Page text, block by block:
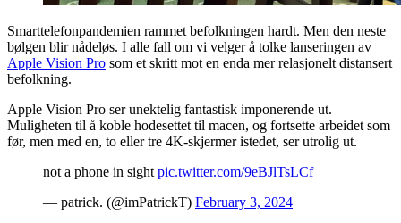
Smarttelefonpandemien rammet befolkningen hardt. Men den neste
bølgen blir nådeløs. I alle fall om vi velger å tolke lanseringen av
Apple Vision Pro som et skritt mot en enda mer relasjonelt distansert
befolkning.
Apple Vision Pro ser unektelig fantastisk imponerende ut.
Muligheten til å koble hodesettet til macen, og fortsette arbeidet som
før, men med en, to eller tre 4K-skjermer istedet, ser utrolig ut.
not a phone in sight pic.twitter.com/9eBJlTsLCf
— patrick. (@imPatrickT) February 3, 2024